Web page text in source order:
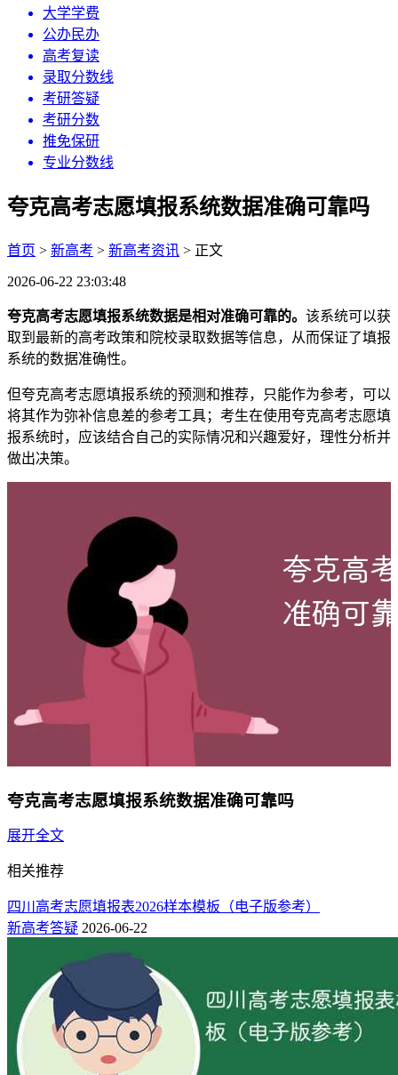
大学学费
公办民办
高考复读
录取分数线
考研答疑
考研分数
推免保研
专业分数线
夸克高考志愿填报系统数据准确可靠吗
首页 > 新高考 > 新高考资讯 > 正文
2026-06-22 23:03:48
夸克高考志愿填报系统数据是相对准确可靠的。 该系统可以获
取到最新的高考政策和院校录取数据等信息，从而保证了填报
系统的数据准确性。
但夸克高考志愿填报系统的预测和推荐，只能作为参考，可以
将其作为弥补信息差的参考工具；考生在使用夸克高考志愿填
报系统时，应该结合自己的实际情况和兴趣爱好，理性分析并
做出决策。
夸克高考志愿填报系统数据准确可靠吗
相对准确可靠。
夸克高考志愿填报系统是一款基于大数据和算法的智能填报工
具，它通过分析历年的高考分数线、录取情况、专业就业前景
等信息，为考生提供个性化的志愿填报建议。这种系统在一定
程度上能够减轻考生和家长在志愿填报过程中的压力，提高填
报的准确性和效率。
然而，需要注意的是，任何志愿填报系统都只能提供参考建
议，并不能完全保证录取结果。因为高考录取涉及到众多因
素，如考生自身的综合素质、招生名额、专业需求等。因此，
考生在使用夸克高考志愿填报系统时，应该结合自己的实际情
展开全文
相关推荐
四川高考志愿填报表2026样本模板（电子版参考）
新高考答疑 2026-06-22